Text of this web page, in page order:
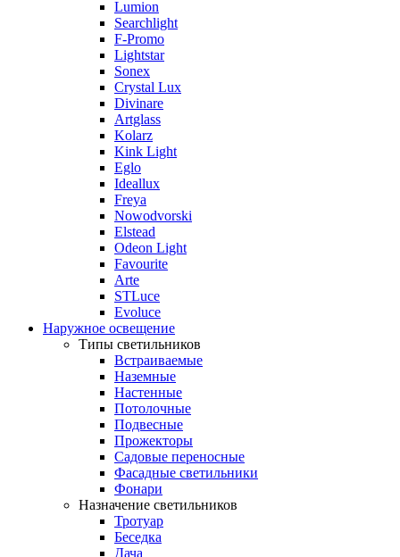
Lumion
Searchlight
F-Promo
Lightstar
Sonex
Crystal Lux
Divinare
Artglass
Kolarz
Kink Light
Eglo
Ideallux
Freya
Nowodvorski
Elstead
Odeon Light
Favourite
Arte
STLuce
Evoluce
Наружное освещение
Типы светильников
Встраиваемые
Наземные
Настенные
Потолочные
Подвесные
Прожекторы
Садовые переносные
Фасадные светильники
Фонари
Назначение светильников
Тротуар
Беседка
Дача